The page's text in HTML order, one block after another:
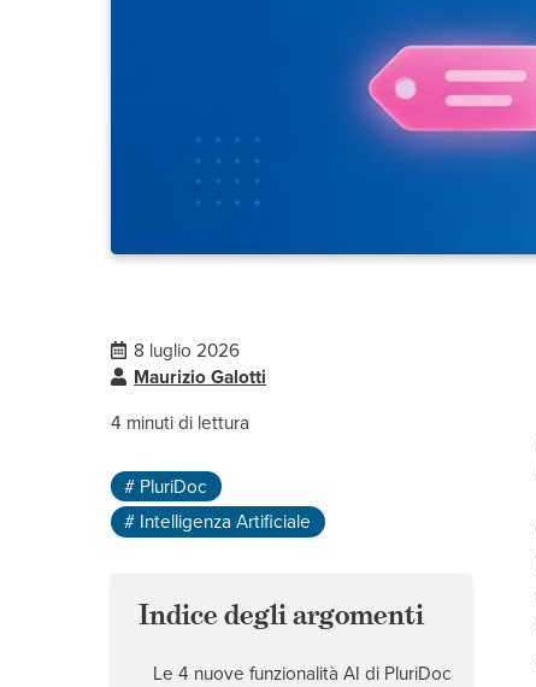
8 luglio 2026
Maurizio Galotti
4 minuti di lettura
# PluriDoc
# Intelligenza Artificiale
Indice degli argomenti
Le 4 nuove funzionalità AI di PluriDoc